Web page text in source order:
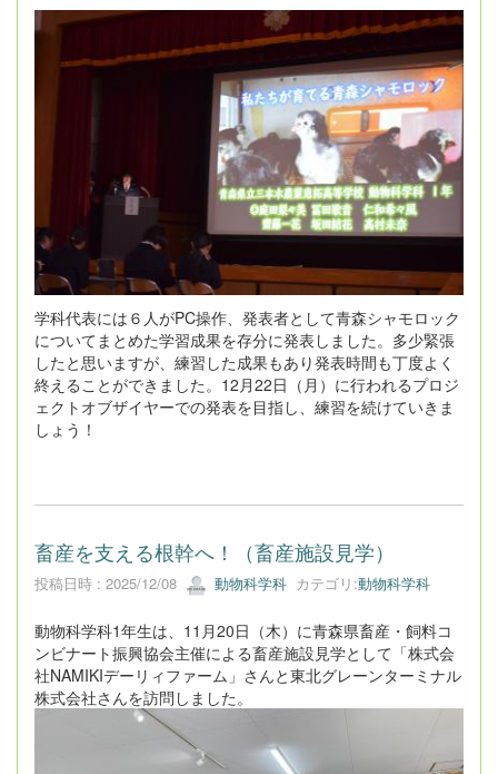
学科代表には６人がPC操作、発表者として青森シャモロック
についてまとめた学習成果を存分に発表しました。多少緊張
したと思いますが、練習した成果もあり発表時間も丁度よく
終えることができました。12月22日（月）に行われるプロジ
ェクトオブザイヤーでの発表を目指し、練習を続けていきま
しょう！
畜産を支える根幹へ！（畜産施設見学）
投稿日時 : 2025/12/08 動物科学科 カテゴリ:動物科学科
動物科学科1年生は、11月20日（木）に青森県畜産・飼料コ
ンビナート振興協会主催による畜産施設見学として「株式会
社NAMIKIデーリィファーム」さんと東北グレーンターミナル
株式会社さんを訪問しました。